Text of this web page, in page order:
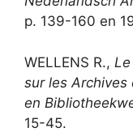
p. 139-160 en
WELLENS R.,
sur les Archives
en
15-45.